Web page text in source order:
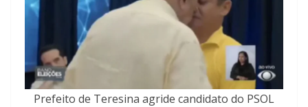
Prefeito de Teresina agride candidato do PSOL